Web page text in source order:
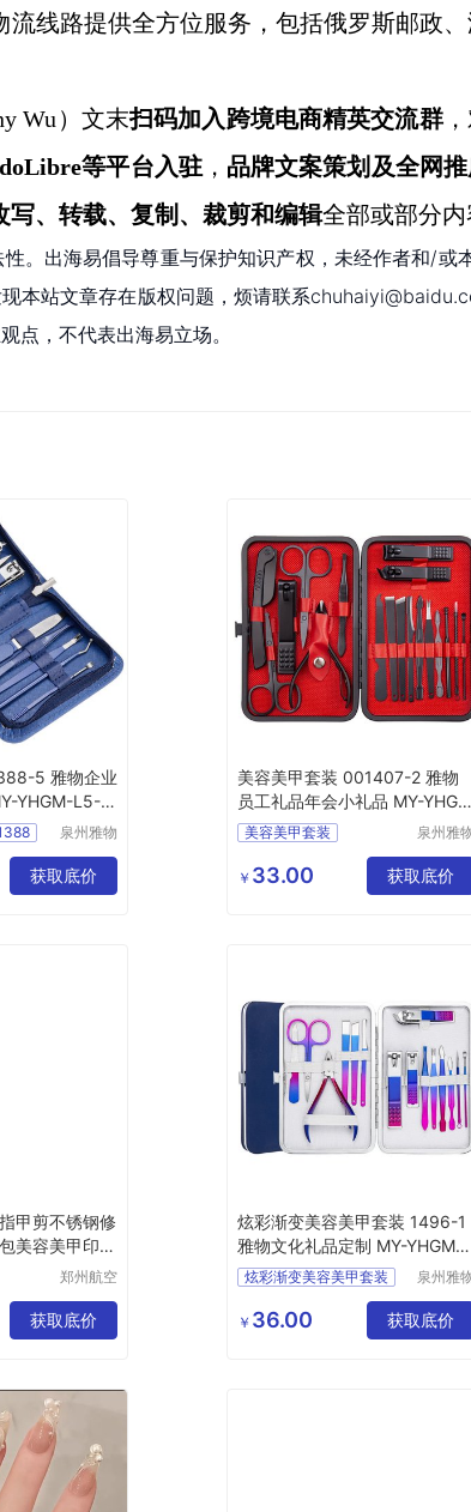
线路提供全方位服务，包括俄罗斯邮政
Wu ）文末扫码加入 跨境电商精英交流群
等平台入驻， 品牌文案策划及全网
写、转载、复制、裁剪和编辑全部或部分
。出海易倡导尊重与保护知识产权，未经作者和/或
本站文章存在版权问题，烦请联系
点，不代表出海易立场。
5 雅物企业
YHGM-L5-0
09
泉州雅物
公司
获取底价
美容美甲套装 001407-2 雅物
员工礼品年会小礼品 MY-
-L5-01
美容美甲套装
员工礼品
年会小礼品
L5
泉州雅
公司
￥ 33.00 获取底价
甲剪不锈钢修
美容美甲印字
郑州航空
鑫日用百
货店
获取底价
炫彩渐变美容美甲套装 1496-1
雅物文化礼品定制 MY-YHGM-
5-04
炫彩渐变美容美甲套装
礼品定制
04
泉州雅
公司
￥ 36.00 获取底价